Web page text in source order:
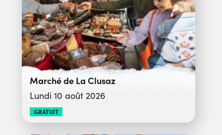
Marché de La Clusaz
Lundi 10 août 2026
GRATUIT